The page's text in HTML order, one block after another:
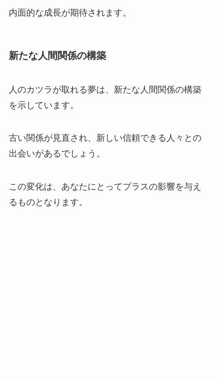
内面的な成長が期待されます。
新たな人間関係の構築
人のカツラが取れる夢は、新たな人間関係の構築
を示しています。
古い関係が見直され、新しい信頼できる人々との
出会いがあるでしょう。
この変化は、あなたにとってプラスの影響を与え
るものとなります。